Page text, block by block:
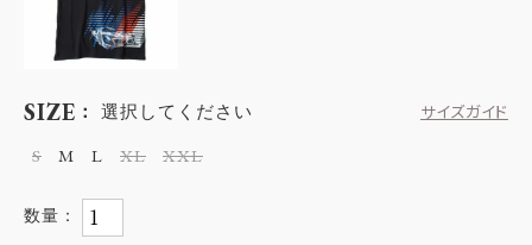
SIZE 選択してください
サイズガイド
S
M L XL XXL